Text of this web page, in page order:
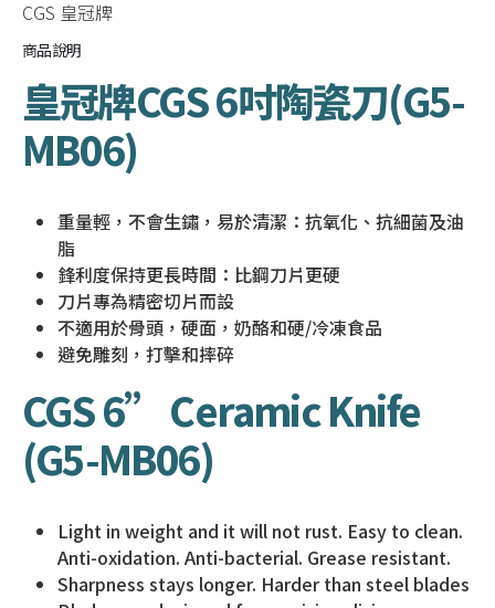
CGS 皇冠牌
商品說明
皇冠牌CGS 6吋陶瓷刀(G5-
MB06)
重量輕，不會生鏽，易於清潔：抗氧化、抗細菌及油
脂
鋒利度保持更長時間：比鋼刀片更硬
刀片專為精密切片而設
不適用於骨頭，硬面，奶酪和硬/冷凍食品
避免雕刻，打擊和摔碎
CGS 6” Ceramic Knife
(G5-MB06)
Light in weight and it will not rust. Easy to clean.
Anti-oxidation. Anti-bacterial. Grease resistant.
Sharpness stays longer. Harder than steel blades